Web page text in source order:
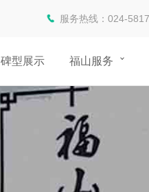
服务热线：024-
碑型展示 福山服务